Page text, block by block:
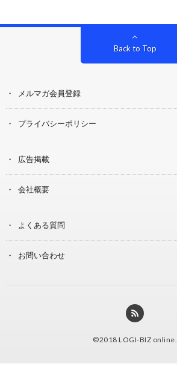
Back to Top
メルマガ会員登録
プライバシーポリシー
広告掲載
会社概要
よくある質問
お問い合わせ
©2018 LOGI-BIZ online.